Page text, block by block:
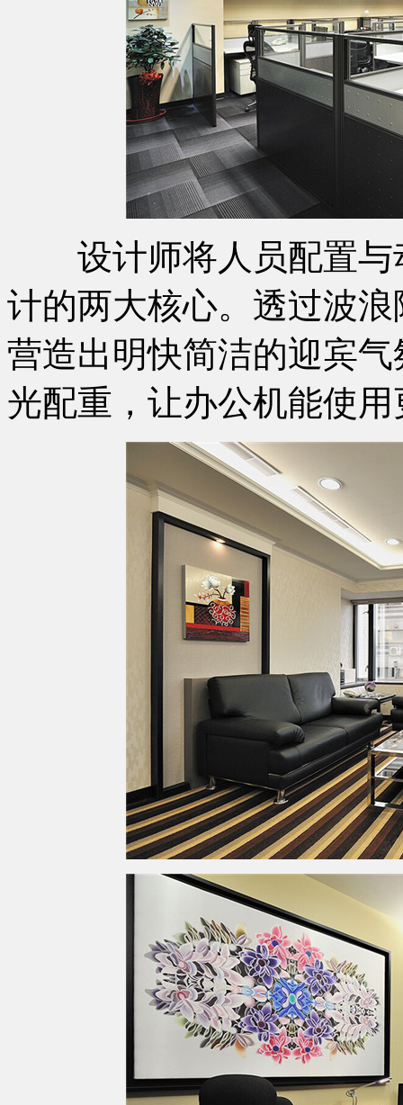
设计师将人员配置与
计的两大核心。透过波
营造出明快简洁的迎宾
光配重，让办公机能使